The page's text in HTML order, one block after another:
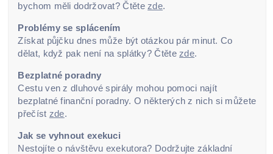
bychom měli dodržovat? Čtěte zde.
Problémy se splácením
Získat půjčku dnes může být otázkou pár minut. Co
dělat, když pak není na splátky? Čtěte zde.
Bezplatné poradny
Cestu ven z dluhové spirály mohou pomoci najít
bezplatné finanční poradny. O některých z nich si můžete
přečíst zde.
Jak se vyhnout exekuci
Nestojíte o návštěvu exekutora? Dodržujte základní